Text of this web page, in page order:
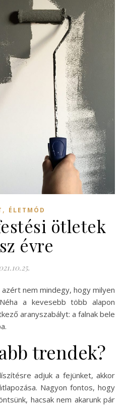
, ÉLETMÓD
ötletek
évre
a kevesebb több alapon
aranyszabályt: a falnak bele
trendek?
adjuk a fejünket, akkor
Nagyon fontos, hogy
hacsak nem akarunk pár